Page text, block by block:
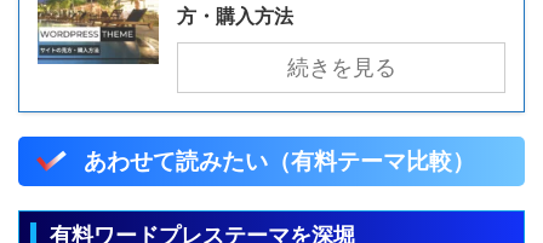
方・購入方法
続きを見る
あわせて読みたい（有料テーマ比較）
有料ワードプレステーマを深堀